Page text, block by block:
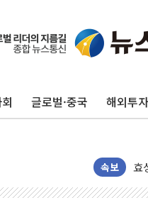
글로벌·중국 해외투자
속보
경
효
딥